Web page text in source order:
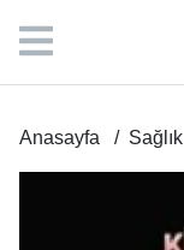
Anasayfa Sağlık